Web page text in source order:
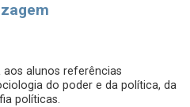
alunos referências
do poder e da política, da
políticas.